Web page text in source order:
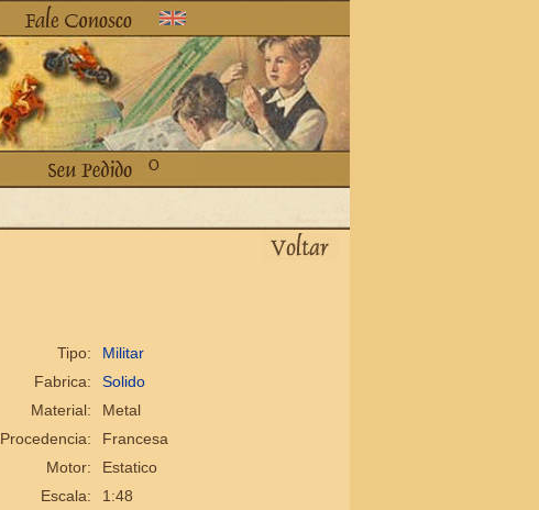
Tipo:
Militar
Fabrica:
Solido
Material:
Metal
Procedencia:
Francesa
Motor:
Estatico
Escala:
1:48